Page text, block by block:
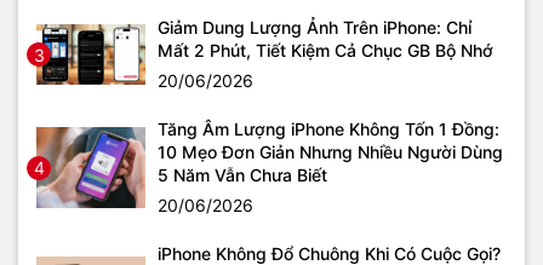
3
Giảm Dung Lượng Ảnh Trên iPhone: Chỉ
Mất 2 Phút, Tiết Kiệm Cả Chục GB Bộ Nhớ
20/06/2026
4
Tăng Âm Lượng iPhone Không Tốn 1 Đồng:
10 Mẹo Đơn Giản Nhưng Nhiều Người Dùng
5 Năm Vẫn Chưa Biết
20/06/2026
iPhone Không Đổ Chuông Khi Có Cuộc Gọi?